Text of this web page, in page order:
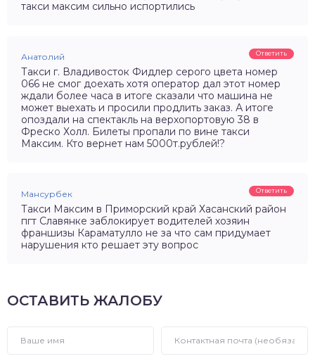
такси максим сильно испортились
Анатолий Ответить
Такси г. Владивосток Фидлер серого цвета номер
066 не смог доехать хотя оператор дал этот номер
ждали более часа в итоге сказали что машина не
может выехать и просили продлить заказ. А итоге
опоздали на спектакль на верхопортовую 38 в
Фреско Холл. Билеты пропали по вине такси
Максим. Кто вернет нам 5000т.рублей!?
Мансурбек Ответить
Такси Максим в Приморский край Хасанский район
пгт Славянке заблокирует водителей хозяин
франшизы Караматулло не за что сам придумает
нарушения кто решает эту вопрос
ОСТАВИТЬ ЖАЛОБУ